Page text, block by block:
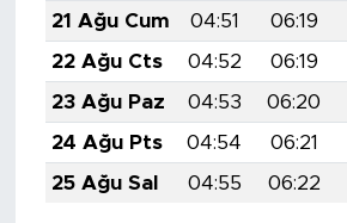
21 Ağu Cum
04:51 06:19
22 Ağu Cts
04:52 06:19
23 Ağu Paz
04:53 06:20
24 Ağu Pts
04:54 06:21
25 Ağu Sal
04:55 06:22